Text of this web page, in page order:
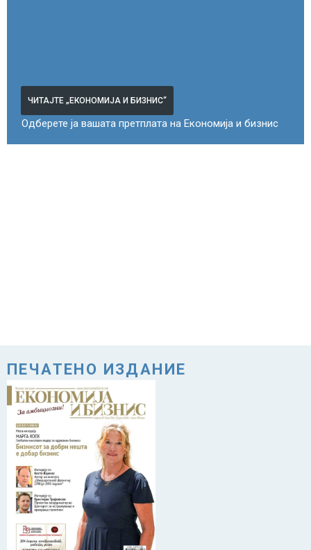
ЧИТАЈТЕ „ЕКОНОМИЈА И БИЗНИС“
Одберете ја вашата претплата на Економија и бизнис
ПЕЧАТЕНО ИЗДАНИЕ